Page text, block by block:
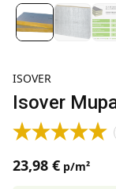
ISOVER
Isover
23,98 € p/m²